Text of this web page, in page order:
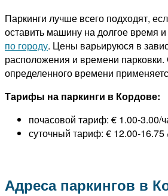
Паркинги лучше всего подходят,
оставить машину на долгое время
по городу. Цены варьируюся в
расположения и времени
определенного времени
Тарифы на паркинги в Кордове:
почасовой тариф: € 1.00-3.00/
суточный тариф: € 12.00-16.75
Адреса паркингов в